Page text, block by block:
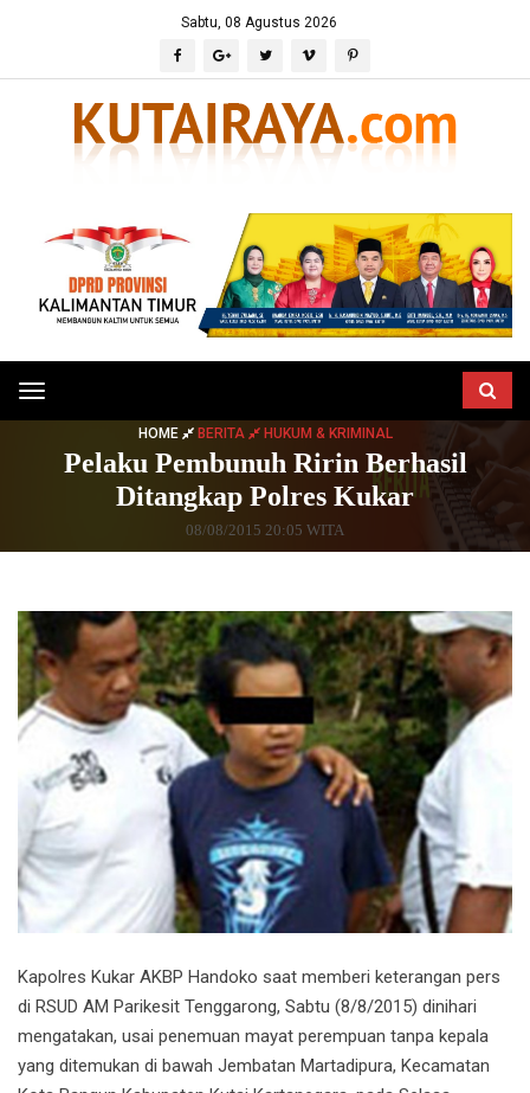
Sabtu, 08 Agustus 2026
Toggle
navigation
HOME BERITA HUKUM & KRIMINAL
Pelaku Pembunuh Ririn Berhasil
Ditangkap Polres Kukar
08/08/2015 20:05 WITA
Kapolres Kukar AKBP Handoko saat memberi keterangan pers
di RSUD AM Parikesit Tenggarong, Sabtu (8/8/2015) dinihari
mengatakan, usai penemuan mayat perempuan tanpa kepala
yang ditemukan di bawah Jembatan Martadipura, Kecamatan